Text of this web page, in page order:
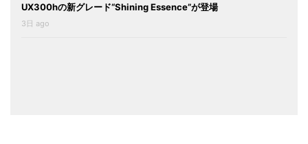
UX300hの新グレード“Shining Essence”が登場
3日 ago